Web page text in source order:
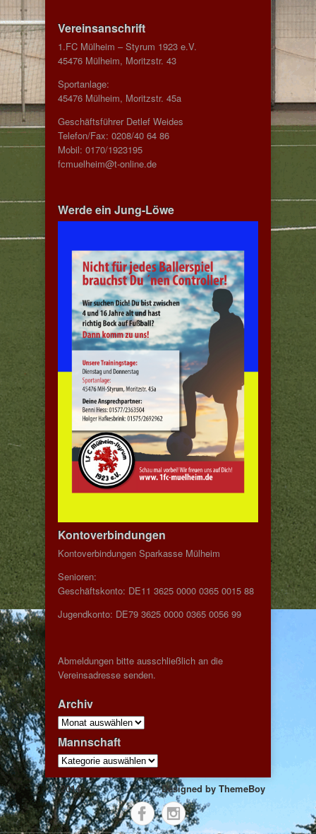
Vereinsanschrift
1.FC Mülheim – Styrum 1923 e.V.
45476 Mülheim, Moritzstr. 43
Sportanlage:
45476 Mülheim, Moritzstr. 45a
Geschäftsführer Detlef Weides
Telefon/Fax: 0208/40 64 86
Mobil: 0170/1923195
fcmuelheim@t-online.de
Werde ein Jung-Löwe
Kontoverbindungen
Kontoverbindungen Sparkasse Mülheim
Senioren:
Geschäftskonto: DE11 3625 0000 0365 0015 88
Jugendkonto: DE79 3625 0000 0365 0056 99
Abmeldungen bitte ausschließlich an die
Vereinsadresse senden.
Archiv
Archiv
Mannschaft
Mannschaft
© 2014 Designed by ThemeBoy